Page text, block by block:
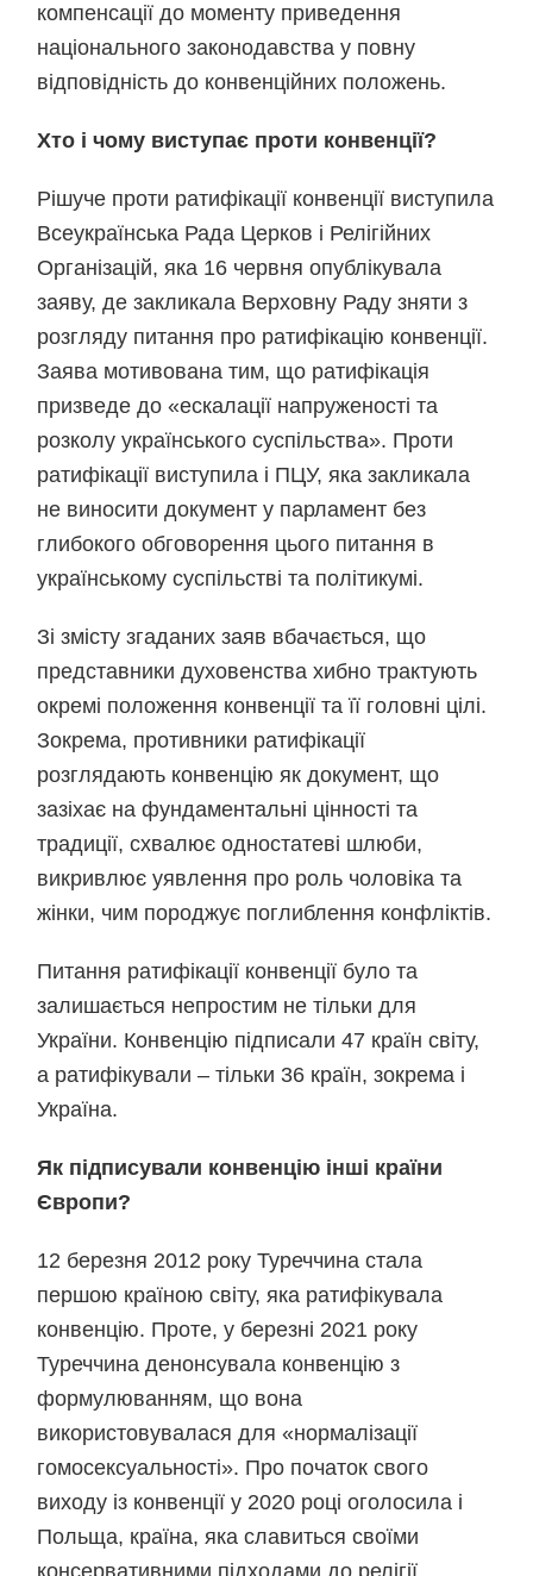
компенсації до моменту приведення
національного законодавства у повну
відповідність до конвенційних положень.
Хто і чому виступає проти конвенції?
Рішуче проти ратифікації конвенції виступила
Всеукраїнська Рада Церков і Релігійних
Організацій, яка 16 червня опублікувала
заяву, де закликала Верховну Раду зняти з
розгляду питання про ратифікацію конвенції.
Заява мотивована тим, що ратифікація
призведе до «ескалації напруженості та
розколу українського суспільства». Проти
ратифікації виступила і ПЦУ, яка закликала
не виносити документ у парламент без
глибокого обговорення цього питання в
українському суспільстві та політикумі.
Зі змісту згаданих заяв вбачається, що
представники духовенства хибно трактують
окремі положення конвенції та її головні цілі.
Зокрема, противники ратифікації
розглядають конвенцію як документ, що
зазіхає на фундаментальні цінності та
традиції, схвалює одностатеві шлюби,
викривлює уявлення про роль чоловіка та
жінки, чим породжує поглиблення конфліктів.
Питання ратифікації конвенції було та
залишається непростим не тільки для
України. Конвенцію підписали 47 країн світу,
а ратифікували – тільки 36 країн, зокрема і
Україна.
Як підписували конвенцію інші країни
Європи?
12 березня 2012 року Туреччина стала
першою країною світу, яка ратифікувала
конвенцію. Проте, у березні 2021 року
Туреччина денонсувала конвенцію з
формулюванням, що вона
використовувалася для «нормалізації
гомосексуальності». Про початок свого
виходу із конвенції у 2020 році оголосила і
Польща, країна, яка славиться своїми
консервативними підходами до релігії,